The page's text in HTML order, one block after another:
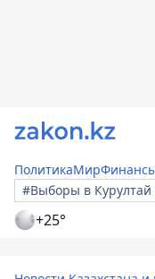
ПолитикаМир
#Выборы в Курултай
+25°